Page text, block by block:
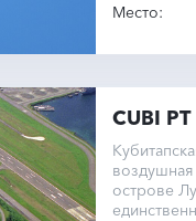
Место:
CUBI PT
острове